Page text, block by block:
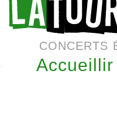
CONCERTS